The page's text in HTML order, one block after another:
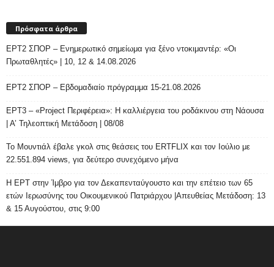
Πρόσφατα άρθρα
ΕΡΤ2 ΣΠΟΡ – Ενημερωτικό σημείωμα για ξένο ντοκιμαντέρ: «Οι
Πρωταθλητές» | 10, 12 & 14.08.2026
ΕΡΤ2 ΣΠΟΡ – Εβδομαδιαίο πρόγραμμα 15-21.08.2026
ΕΡΤ3 – «Project Περιφέρεια»: Η καλλιέργεια του ροδάκινου στη Νάουσα
| Α’ Τηλεοπτική Μετάδοση | 08/08
Το Μουντιάλ έβαλε γκολ στις θεάσεις του ERTFLIX και τον Ιούλιο με
22.551.894 views, για δεύτερο συνεχόμενο μήνα
Η ΕΡΤ στην Ίμβρο για τον Δεκαπενταύγουστο και την επέτειο των 65
ετών Ιερωσύνης του Οικουμενικού Πατριάρχου |Απευθείας Μετάδοση: 13
& 15 Αυγούστου, στις 9:00